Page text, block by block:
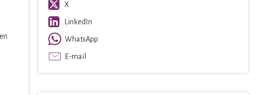
X
LinkedIn
WhatsApp
E-mail